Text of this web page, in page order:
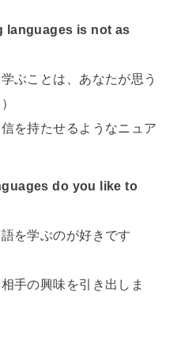
languages is not as
ぶことは、あなたが思う
を持たせるようなニュア
do you like to
を学ぶのが好きです
手の興味を引き出しま